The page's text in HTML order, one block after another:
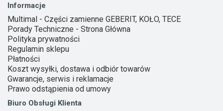
Informacje
Multimal - Części zamienne GEBERIT, KOŁO, TECE
Porady Techniczne - Strona Główna
Polityka prywatności
Regulamin sklepu
Płatności
Koszt wysyłki, dostawa i odbiór towarów
Gwarancje, serwis i reklamacje
Prawo odstąpienia od umowy
Biuro Obsługi Klienta